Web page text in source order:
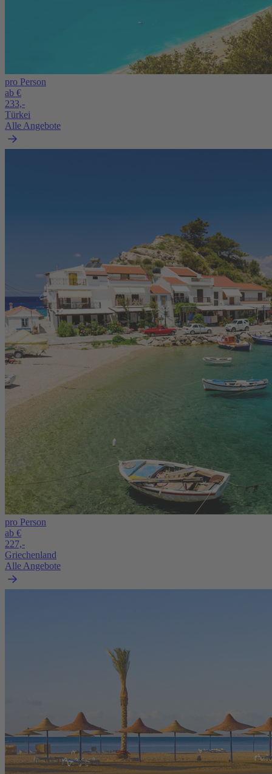
pro Person
ab €
233,-
Türkei
Alle Angebote
pro Person
ab €
227,-
Griechenland
Alle Angebote